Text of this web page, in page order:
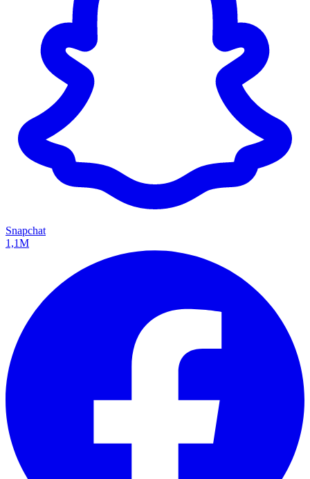
Snapchat
1,1M